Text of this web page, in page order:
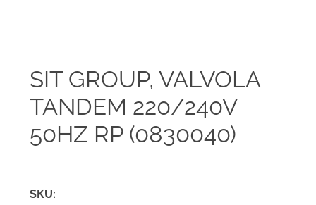
SIT GROUP, VALVOLA
TANDEM 220/240V
50HZ RP (0830040)
SKU: